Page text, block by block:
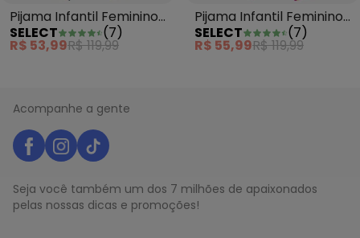
Pijama Infantil Feminino
Estapado Azul
SELECT (7)
R$ 53,99R$ 119,99
Pijama Infantil Feminino
Estapado Rosa
SELECT (7)
R$ 55,99R$ 119,99
Acompanhe a gente
Seja você também um dos 7 milhões de apaixonados
pelas nossas dicas e promoções!